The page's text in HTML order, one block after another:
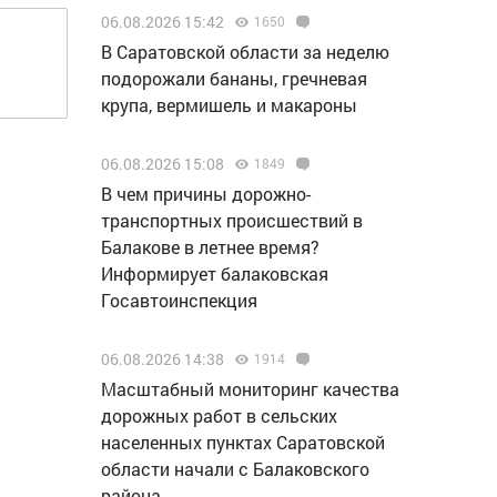
06.08.2026 15:42 1650
В Саратовской области за неделю
подорожали бананы, гречневая
крупа, вермишель и макароны
06.08.2026 15:08 1849
В чем причины дорожно-
транспортных происшествий в
Балакове в летнее время?
Информирует балаковская
Госавтоинспекция
06.08.2026 14:38 1914
Масштабный мониторинг качества
дорожных работ в сельских
населенных пунктах Саратовской
области начали с Балаковского